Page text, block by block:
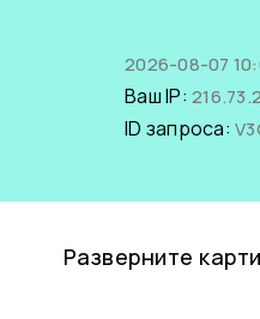
2026-08-07
Ваш IP:
ID запроса:
Разверните